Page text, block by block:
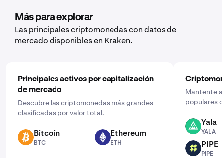
Más para explorar
Las principales criptomonedas con datos de
mercado disponibles en Kraken.
Principales activos por capitalización
de mercado
Descubre las criptomonedas más grandes
clasificadas por valor total.
BTC Bitcoin
BTC
ETH Ethereum
ETH
Mantente
populares
YALA Yala
YALA
PIPE PIPE
PIPE